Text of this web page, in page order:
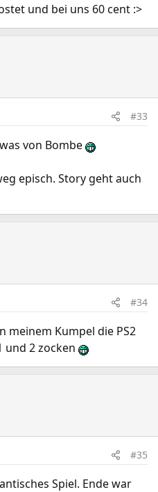
und bei uns 60 cent :>
#33
von Bombe
episch. Story geht auch
#34
meinem Kumpel die PS2
und 2 zocken
#35
Spiel. Ende war